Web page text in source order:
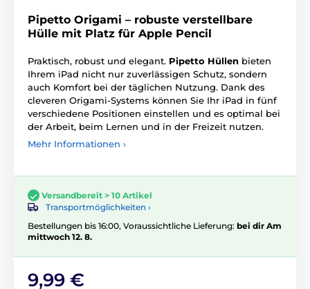
Pipetto Origami – robuste verstellbare
Hülle mit Platz für Apple Pencil
Praktisch, robust und elegant. Pipetto Hüllen bieten
Ihrem iPad nicht nur zuverlässigen Schutz, sondern
auch Komfort bei der täglichen Nutzung. Dank des
cleveren Origami-Systems können Sie Ihr iPad in fünf
verschiedene Positionen einstellen und es optimal bei
der Arbeit, beim Lernen und in der Freizeit nutzen.
Mehr Informationen ›
Versandbereit > 10 Artikel
Transportmöglichkeiten ›
Bestellungen bis 16:00, Voraussichtliche Lieferung: bei dir Am
mittwoch 12. 8.
9,99 €